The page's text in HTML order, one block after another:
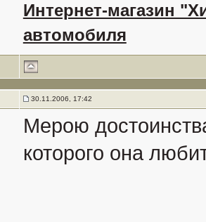
Интернет-магазин
автомобиля
30.11.2006, 17:42
Мерою
которого она